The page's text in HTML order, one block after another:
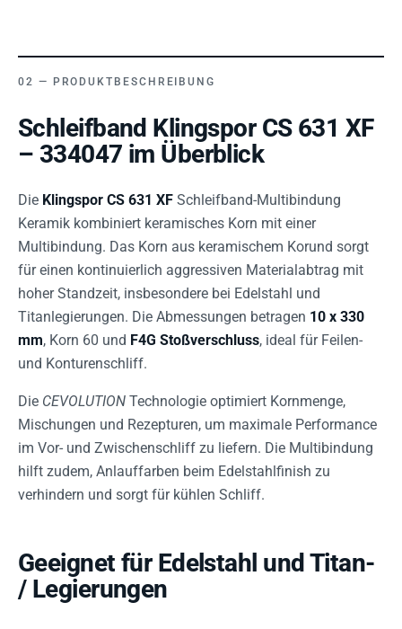
PRODUKTBESCHREIBUNG
Schleifband Klingspor CS 631 XF
– 334047 im Überblick
Die Klingspor CS 631 XF Schleifband-Multibindung
Keramik kombiniert keramisches Korn mit einer
Multibindung. Das Korn aus keramischem Korund sorgt
für einen kontinuierlich aggressiven Materialabtrag mit
hoher Standzeit, insbesondere bei Edelstahl und
Titanlegierungen. Die Abmessungen betragen 10 x 330
mm, Korn 60 und F4G Stoßverschluss, ideal für Feilen-
und Konturenschliff.
Die CEVOLUTION Technologie optimiert Kornmenge,
Mischungen und Rezepturen, um maximale Performance
im Vor- und Zwischenschliff zu liefern. Die Multibindung
hilft zudem, Anlauffarben beim Edelstahlfinish zu
verhindern und sorgt für kühlen Schliff.
Geeignet für Edelstahl und Titan-
/ Legierungen